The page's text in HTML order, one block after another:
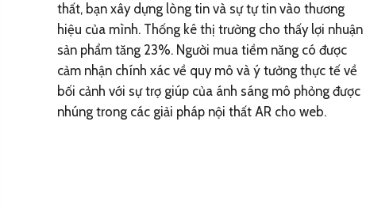
thất, bạn xây dựng lòng tin và sự tự tin vào thương
hiệu của mình. Thống kê thị trường cho thấy lợi nhuận
sản phẩm tăng 23%. Người mua tiềm năng có được
cảm nhận chính xác về quy mô và ý tưởng thực tế về
bối cảnh với sự trợ giúp của ánh sáng mô phỏng được
nhúng trong các giải pháp nội thất AR cho web.